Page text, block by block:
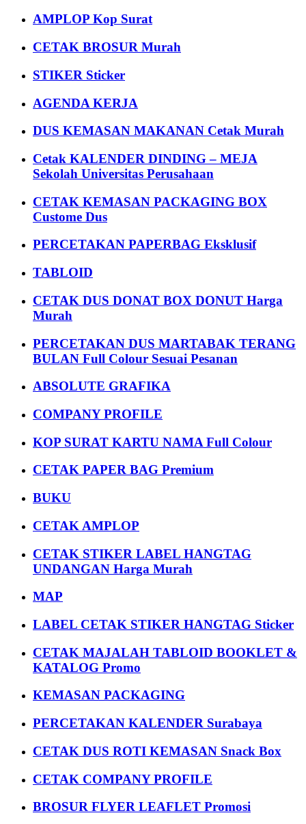
AMPLOP Kop Surat
CETAK BROSUR Murah
STIKER Sticker
AGENDA KERJA
DUS KEMASAN MAKANAN Cetak Murah
Cetak KALENDER DINDING – MEJA
Sekolah Universitas Perusahaan
CETAK KEMASAN PACKAGING BOX
Custome Dus
PERCETAKAN PAPERBAG Eksklusif
TABLOID
CETAK DUS DONAT BOX DONUT Harga
Murah
PERCETAKAN DUS MARTABAK TERANG
BULAN Full Colour Sesuai Pesanan
ABSOLUTE GRAFIKA
COMPANY PROFILE
KOP SURAT KARTU NAMA Full Colour
CETAK PAPER BAG Premium
BUKU
CETAK AMPLOP
CETAK STIKER LABEL HANGTAG
UNDANGAN Harga Murah
MAP
LABEL CETAK STIKER HANGTAG Sticker
CETAK MAJALAH TABLOID BOOKLET &
KATALOG Promo
KEMASAN PACKAGING
PERCETAKAN KALENDER Surabaya
CETAK DUS ROTI KEMASAN Snack Box
CETAK COMPANY PROFILE
BROSUR FLYER LEAFLET Promosi